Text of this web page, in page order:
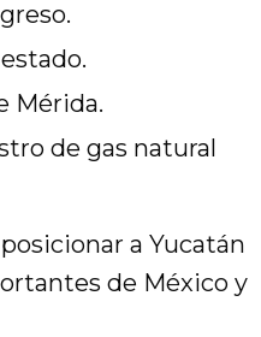
Mérida.
de gas natural
a Yucatán
de México y